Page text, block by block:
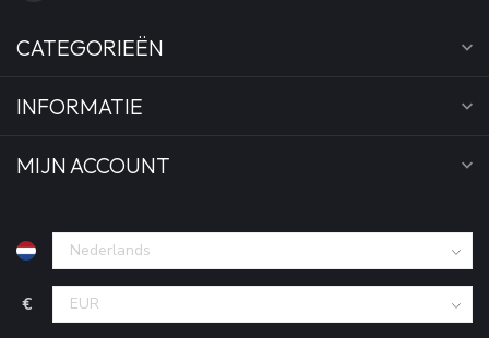
CATEGORIEËN
INFORMATIE
MIJN ACCOUNT
€